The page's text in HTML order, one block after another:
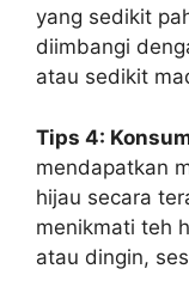
yang sedikit
diimbangi
atau sedikit
Tips 4:
mendapatkan
hijau secara
menikmati teh
atau dingin,